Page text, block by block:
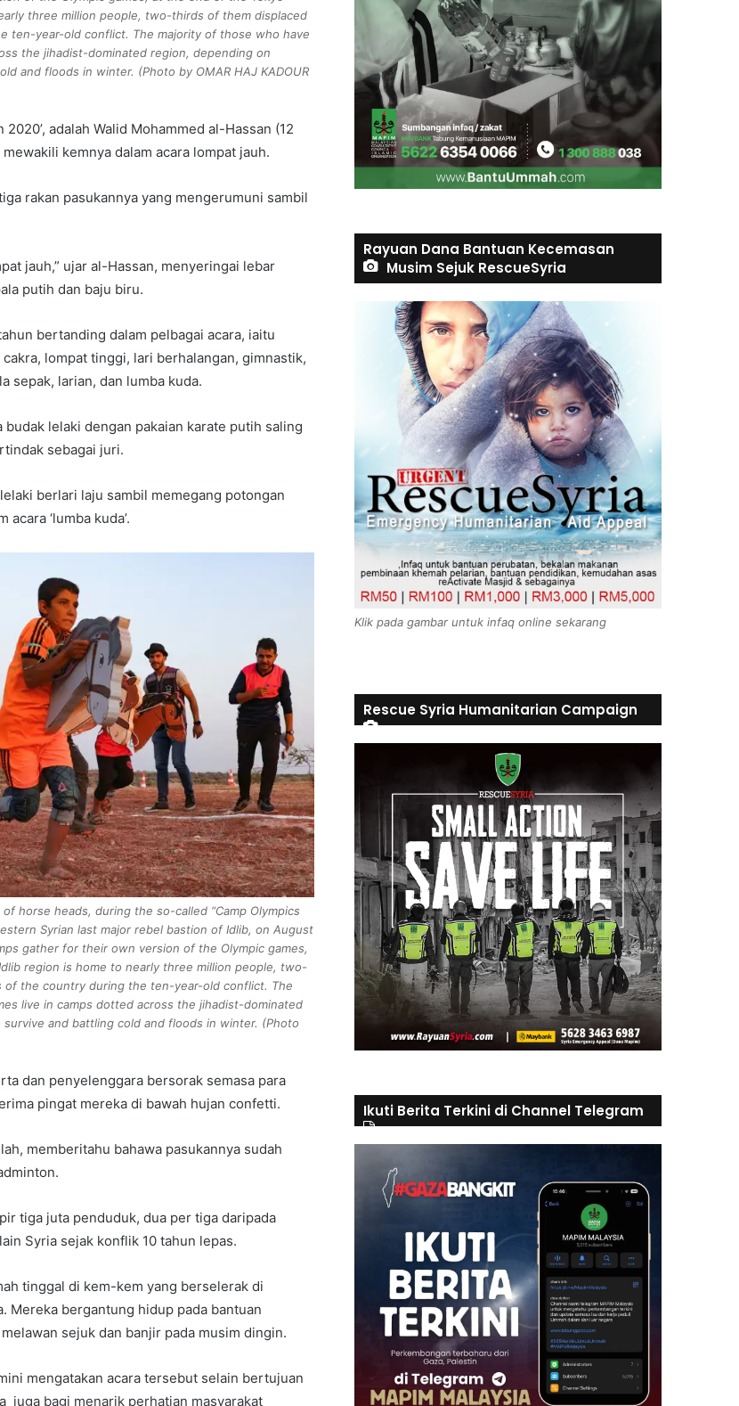
three million people, two-thirds of them displaced
ten-year-old conflict. The majority of those who have
the jihadist-dominated region, depending on
and floods in winter. (Photo by OMAR HAJ KADOUR
adalah Walid Mohammed al-Hassan (12
kemnya dalam acara lompat jauh.
rakan pasukannya yang mengerumuni sambil
jauh,” ujar al-Hassan, menyeringai lebar
putih dan baju biru.
bertanding dalam pelbagai acara, iaitu
lompat tinggi, lari berhalangan, gimnastik,
sepak, larian, dan lumba kuda.
lelaki dengan pakaian karate putih saling
sebagai juri.
berlari laju sambil memegang potongan
‘lumba kuda’.
horse heads, during the so-called “Camp Olympics
Syrian last major rebel bastion of Idlib, on August
gather for their own version of the Olympic games,
region is home to nearly three million people, two-
the country during the ten-year-old conflict. The
live in camps dotted across the jihadist-dominated
and battling cold and floods in winter. (Photo
dan penyelenggara bersorak semasa para
pingat mereka di bawah hujan confetti.
memberitahu bahawa pasukannya sudah
tiga juta penduduk, dua per tiga daripada
Syria sejak konflik 10 tahun lepas.
tinggal di kem-kem yang berselerak di
Mereka bergantung hidup pada bantuan
sejuk dan banjir pada musim dingin.
mengatakan acara tersebut selain bertujuan
juga bagi menarik perhatian masyarakat
Rayuan Dana Bantuan Kecemasan
Musim Sejuk RescueSyria
Klik pada gambar untuk infaq online sekarang
Rescue Syria Humanitarian Campaign
Ikuti Berita Terkini di Channel Telegram